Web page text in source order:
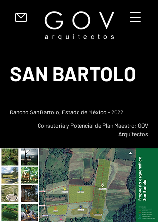
SAN BARTOLO
Rancho San Bartolo, Estado de México - 2022
Consutoría y Potencial de Plan Maestro: GOV
Arquitectos